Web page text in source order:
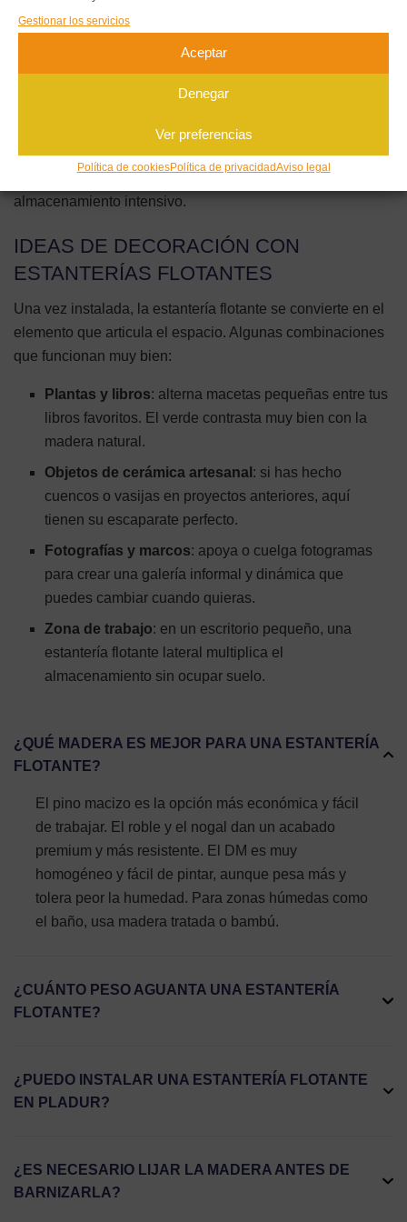
Gestionar los servicios
Aceptar
Denegar
Ver preferencias
Política de cookiesPolítica de privacidadAviso legal
Una tabla de madera maciza soporta más que una de
DM del mismo grosor, especialmente en el centro del
de acero para estanterías de cargadisponible en Amazon
incluye modelos con capacidad de hasta 50 kg por
soporte, perfectos para bibliotecas o zonas de
almacenamiento intensivo.
IDEAS DE DECORACIÓN CON
ESTANTERÍAS FLOTANTES
Una vez instalada, la estantería flotante se convierte en el
elemento que articula el espacio. Algunas combinaciones
que funcionan muy bien:
Plantas y libros: alterna macetas pequeñas entre tus
libros favoritos. El verde contrasta muy bien con la
madera natural.
Objetos de cerámica artesanal : si has hecho
cuencos o vasijas en proyectos anteriores, aquí
tienen su escaparate perfecto.
Fotografías y marcos: apoya o cuelga fotogramas
para crear una galería informal y dinámica que
puedes cambiar cuando quieras.
Zona de trabajo: en un escritorio pequeño, una
estantería flotante lateral multiplica el
almacenamiento sin ocupar suelo.
¿QUÉ MADERA ES MEJOR PARA UNA ESTANTERÍA
FLOTANTE?
El pino macizo es la opción más económica y fácil
de trabajar. El roble y el nogal dan un acabado
premium y más resistente. El DM es muy
homogéneo y fácil de pintar, aunque pesa más y
tolera peor la humedad. Para zonas húmedas como
el baño, usa madera tratada o bambú.
¿CUÁNTO PESO AGUANTA UNA ESTANTERÍA
FLOTANTE?
¿PUEDO INSTALAR UNA ESTANTERÍA FLOTANTE
EN PLADUR?
¿ES NECESARIO LIJAR LA MADERA ANTES DE
BARNIZARLA?